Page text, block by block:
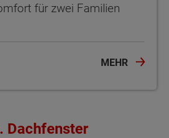
für zwei Familien
MEHR
Dachfenster